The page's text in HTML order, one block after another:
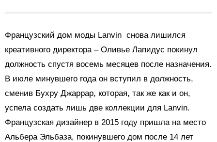
Французский дом моды Lanvin снова лишился
креативного директора – Оливье Лапидус покинул
должность спустя восемь месяцев после назначения.
В июле минувшего года он вступил в должность,
сменив Бухру Джаррар, которая, так же как и он,
успела создать лишь две коллекции для Lanvin.
Французская дизайнер в 2015 году пришла на место
Альбера Эльбаза, покинувшего дом после 14 лет